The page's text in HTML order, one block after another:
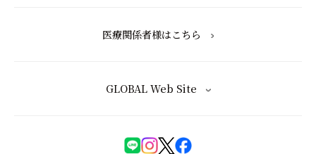
医療関係者様はこちら
GLOBAL Web Site